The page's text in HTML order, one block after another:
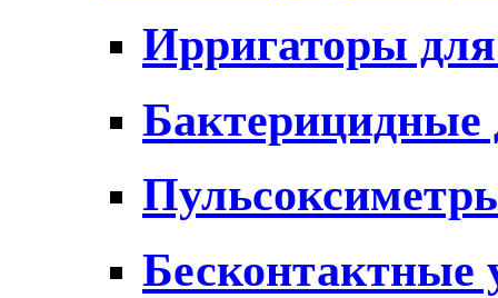
Ирригаторы
Бесконтактные